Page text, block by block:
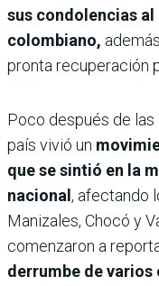
sus condolencias al
colombiano,
pronta recuperación
Poco después de
país vivió un
que se sintió en la
nacional, afectando
Manizales, Chocó y
comenzaron a
derrumbe de